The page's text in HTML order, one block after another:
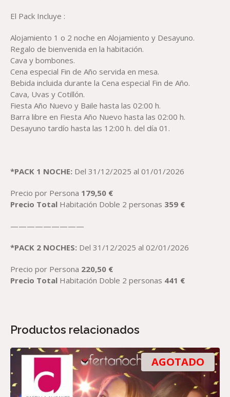
El Pack Incluye :
Alojamiento 1 o 2 noche en Alojamiento y Desayuno.
Regalo de bienvenida en la habitación.
Cava y bombones.
Cena especial Fin de Año servida en mesa.
Bebida incluida durante la Cena especial Fin de Año.
Cava, Uvas y Cotillón.
Fiesta Año Nuevo y Baile hasta las 02:00 h.
Barra libre en Fiesta Año Nuevo hasta las 02:00 h.
Desayuno tardío hasta las 12:00 h. del día 01.
*PACK 1 NOCHE: Del 31/12/2025 al 01/01/2026
Precio por Persona 179,50 €
Precio Total Habitación Doble 2 personas 359 €
—————————
*PACK 2 NOCHES: Del 31/12/2025 al 02/01/2026
Precio por Persona 220,50 €
Precio Total Habitación Doble 2 personas 441 €
Productos relacionados
AGOTADO